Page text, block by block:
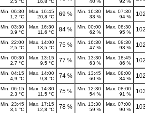
2,5 °C
16,8 °C
40 %
92 %
Min. 06:30
1,2 °C
Max. 16:45
20,8 °C
69 %
Min. 16:30
33 %
Max. 07:30
94 %
Min. 03:30
3,9 °C
Max. 16:30
11,6 °C
84 %
Min. 00:00
62 %
Max. 08:30
95 %
Min. 22:00
2,5 °C
Max. 14:00
13,5 °C
75 %
Min. 16:30
47 %
Max. 08:30
93 %
Min. 00:30
2,7 °C
Max. 13:15
9,5 °C
77 %
Min. 13:30
63 %
Max. 18:45
86 %
Min. 04:15
4,9 °C
Max. 14:00
9,8 °C
74 %
Min. 13:45
60 %
Max. 08:00
84 %
Min. 06:15
2,3 °C
Max. 14:30
11,5 °C
75 %
Min. 12:30
54 %
Max. 08:00
91 %
Min. 23:45
3,1 °C
Max. 17:15
12,8 °C
78 %
Min. 13:30
59 %
Max. 07:00
90 %